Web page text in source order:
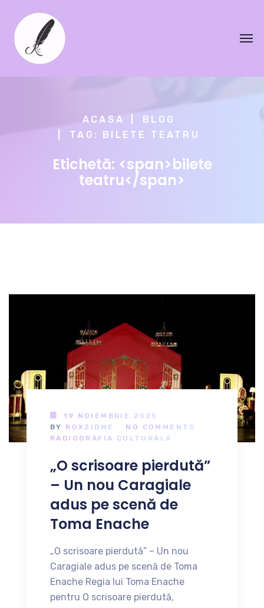
ACASA
BLOG
TAG: BILETE TEATRU
Etichetă: <span>bilete
teatru</span>
19 NOIEMBRIE 2025
BY ROXZIDME
NO COMMENTS
RADIOGRAFIA CULTURALA
„O scrisoare pierdută”
– Un nou Caragiale
adus pe scenă de
Toma Enache
„O scrisoare pierdută” – Un nou
Caragiale adus pe scenă de Toma
Enache Regia lui Toma Enache
pentru O scrisoare pierdută,